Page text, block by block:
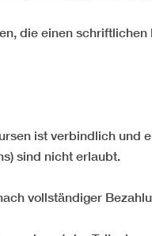
die einen
ist verbindlich
sind nicht erlaubt.
vollständiger